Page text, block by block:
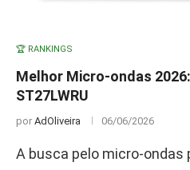
🏆 RANKINGS
Melhor Micro-ondas
ST27LWRU
por AdOliveira 06/06/2026
A busca pelo micro-ondas